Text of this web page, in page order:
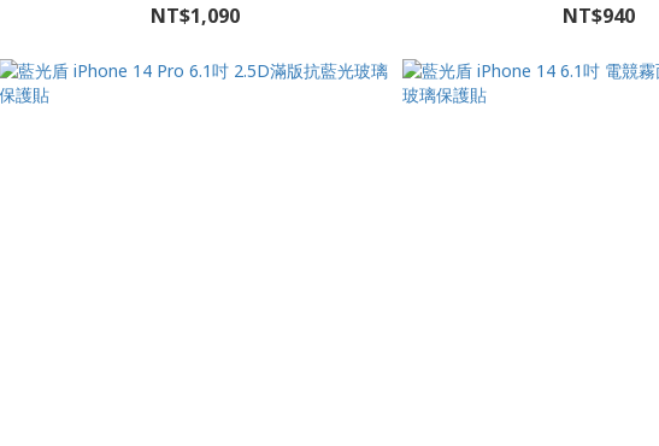
NT$1,090 NT$940